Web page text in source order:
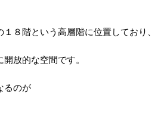
１８階という高層階に位置しており、
放的な空間です。
るのが